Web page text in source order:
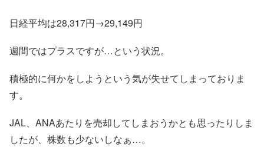
日経平均は28,317円→29,149円
週間ではプラスですが…という状況。
積極的に何かをしようという気が失せてしまっておりま
す。
JAL、ANAあたりを売却してしまおうかとも思ったりしま
したが、株数も少ないしなぁ…。